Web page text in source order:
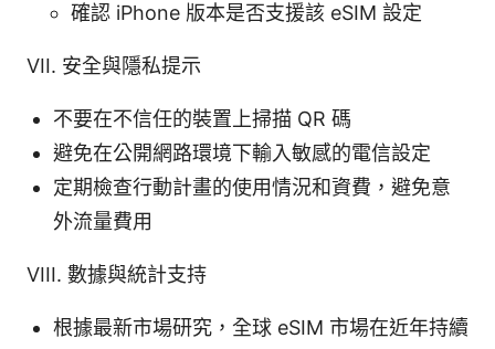
確認 iPhone 版本是否支援該 eSIM 設定
VII. 安全與隱私提示
不要在不信任的裝置上掃描 QR 碼
避免在公開網路環境下輸入敏感的電信設定
定期檢查行動計畫的使用情況和資費，避免意
外流量費用
VIII. 數據與統計支持
根據最新市場研究，全球 eSIM 市場在近年持續